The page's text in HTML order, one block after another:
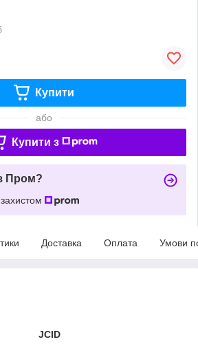
Купити
або
Купити з
Пром?
Доставка Оплата Умови
JCID